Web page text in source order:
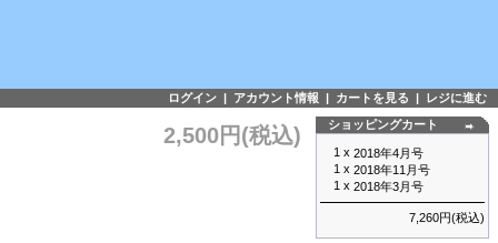
ログイン | アカウント情報 | カートを見る | レジに進む
2,500円(税込) ショッピングカート
1 x 2018年4月号
1 x 2018年11月号
1 x 2018年3月号
7,260円(税込)